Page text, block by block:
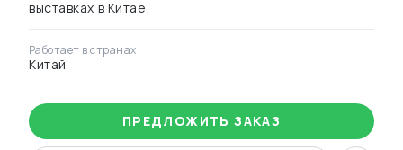
выставках в Китае.
Работает в странах
Китай
ПРЕДЛОЖИТЬ ЗАКАЗ